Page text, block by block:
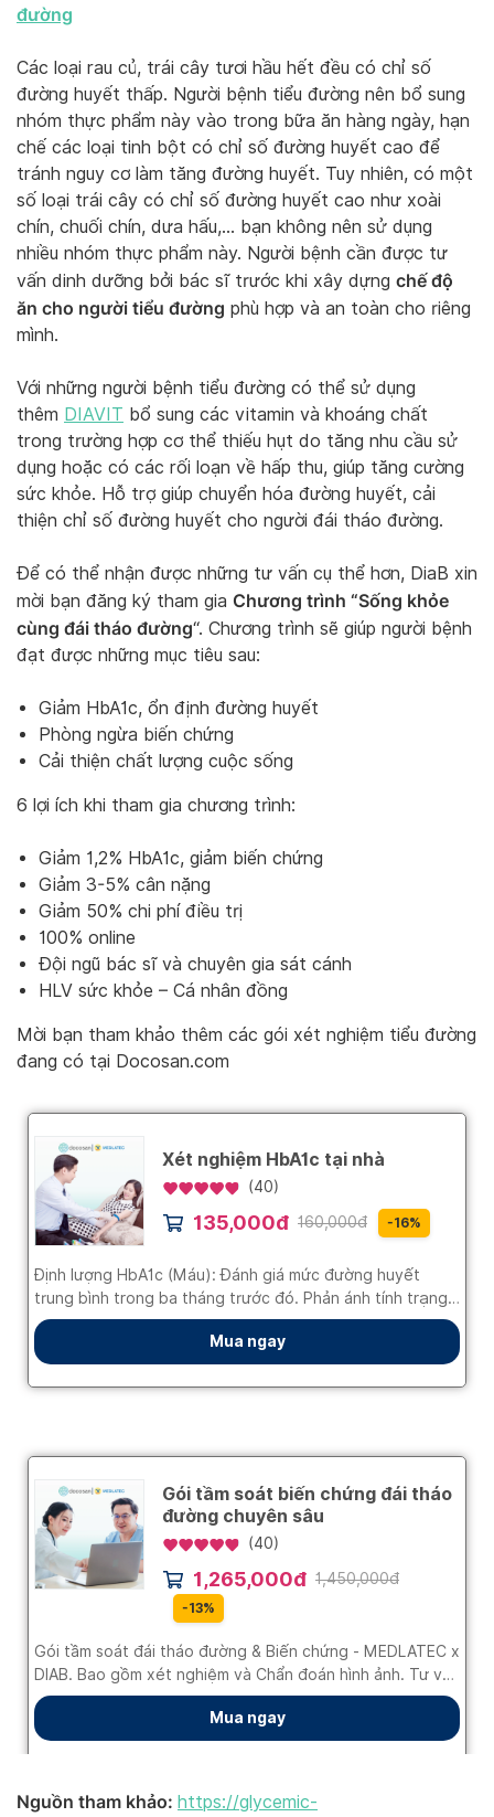
đường
Các loại rau củ, trái cây tươi hầu hết đều có chỉ số
đường huyết thấp. Người bệnh tiểu đường nên bổ sung
nhóm thực phẩm này vào trong bữa ăn hàng ngày, hạn
chế các loại tinh bột có chỉ số đường huyết cao để
tránh nguy cơ làm tăng đường huyết. Tuy nhiên, có một
số loại trái cây có chỉ số đường huyết cao như xoài
chín, chuối chín, dưa hấu,… bạn không nên sử dụng
nhiều nhóm thực phẩm này. Người bệnh cần được tư
vấn dinh dưỡng bởi bác sĩ trước khi xây dựng chế độ
ăn cho người tiểu đường phù hợp và an toàn cho riêng
mình.
Với những người bệnh tiểu đường có thể sử dụng
thêm DIAVIT bổ sung các vitamin và khoáng chất
trong trường hợp cơ thể thiếu hụt do tăng nhu cầu sử
dụng hoặc có các rối loạn về hấp thu, giúp tăng cường
sức khỏe. Hỗ trợ giúp chuyển hóa đường huyết, cải
thiện chỉ số đường huyết cho người đái tháo đường.
Để có thể nhận được những tư vấn cụ thể hơn, DiaB xin
mời bạn đăng ký tham gia Chương trình “Sống khỏe
cùng đái tháo đường“. Chương trình sẽ giúp người bệnh
đạt được những mục tiêu sau:
Giảm HbA1c, ổn định đường huyết
Phòng ngừa biến chứng
Cải thiện chất lượng cuộc sống
6 lợi ích khi tham gia chương trình:
Giảm 1,2% HbA1c, giảm biến chứng
Giảm 3-5% cân nặng
Giảm 50% chi phí điều trị
100% online
Đội ngũ bác sĩ và chuyên gia sát cánh
HLV sức khỏe – Cá nhân đồng
Mời bạn tham khảo thêm các gói xét nghiệm tiểu đường
đang có tại Docosan.com
Nguồn tham khảo: https://glycemic-